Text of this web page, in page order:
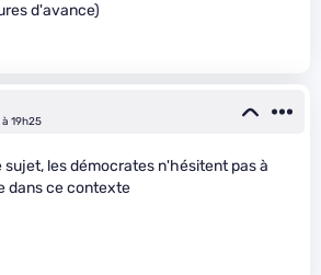
d'avance)
19h25
sujet, les démocrates n'hésitent pas à
dans ce contexte